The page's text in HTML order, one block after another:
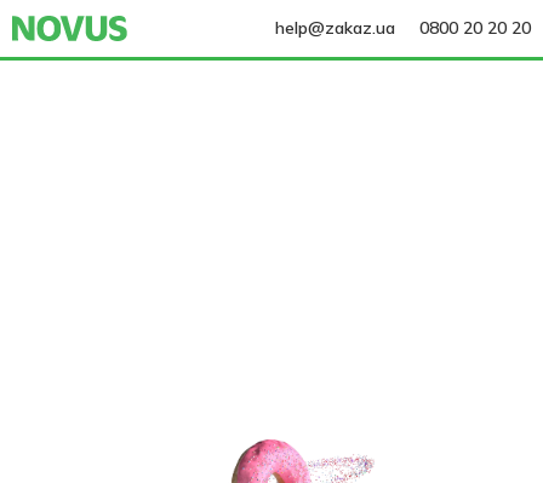
help@zakaz.ua 0800 20 20 20